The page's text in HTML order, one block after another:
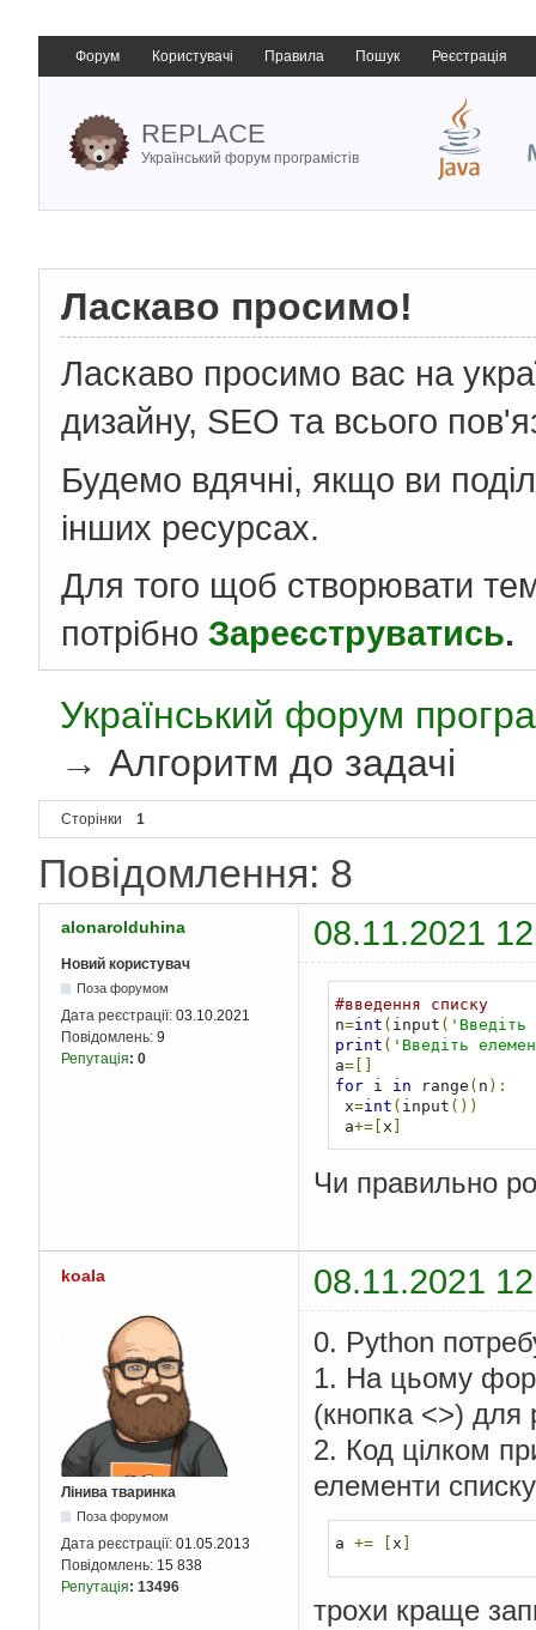
Форум Користувачі Правила Пошук Реєстрація
REPLACE
Український форум програмістів
Ласкаво просимо!
Ласкаво просимо вас на
дизайну, SEO та всього
Будемо вдячні, якщо ви
інших ресурсах.
Для того щоб створювати
потрібно Зареєструватись.
Український форум
→Алгоритм до задачі
Сторінки 1
Повідомлення: 8
alonarolduhina 08.11.2021
Новий користувач
Поза форумом
Дата реєстрації: 03.10.2021
Повідомлень: 9
Репутація: 0
#введення списку
n=int ( input (
print ( 'Введіть
a=[]
for i in range ( n ):
x=int ( input ())
a+=[ x
Чи правильно
koala 08.11.2021
Лінива тваринка
Поза форумом
Дата реєстрації: 01.05.2013
Повідомлень: 15 838
Репутація: 13496
0. Python
1. На цьому
(кнопка <>) для
2. Код цілком
елементи
a += x
трохи краще